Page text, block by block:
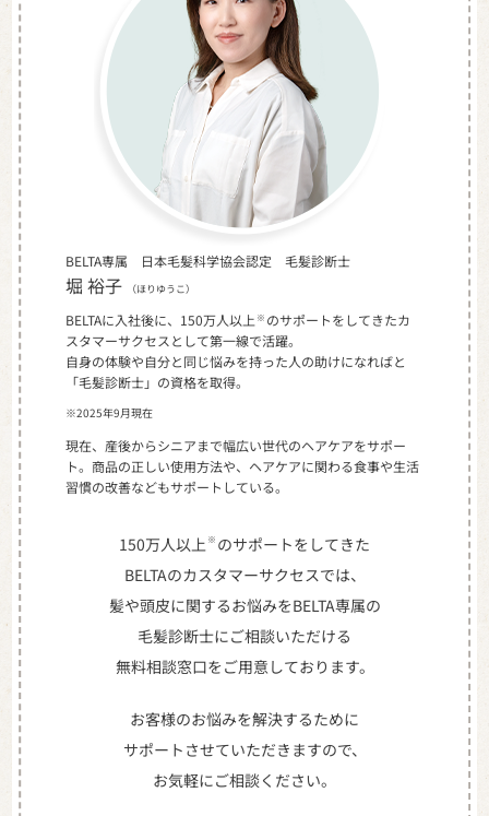
BELTA専属 日本毛髪科学協会認定 毛髪診断士
堀 裕子 （ほりゆうこ）
BELTAに入社後に、150万人以上 ※ のサポートをしてきたカ
スタマーサクセスとして第一線で活躍。
自身の体験や自分と同じ悩みを持った人の助けになればと
「毛髪診断士」の資格を取得。
※2025年9月現在
現在、産後からシニアまで幅広い世代のヘアケアをサポー
ト。商品の正しい使用方法や、ヘアケアに関わる食事や生活
習慣の改善などもサポートしている。
150万人以上※ のサポートをしてきた
BELTAのカスタマーサクセスでは、
髪や頭皮に関するお悩みをBELTA専属の
毛髪診断士にご相談いただける
無料相談窓口をご用意しております。
お客様のお悩みを解決するために
サポートさせていただきますので、
お気軽にご相談ください。